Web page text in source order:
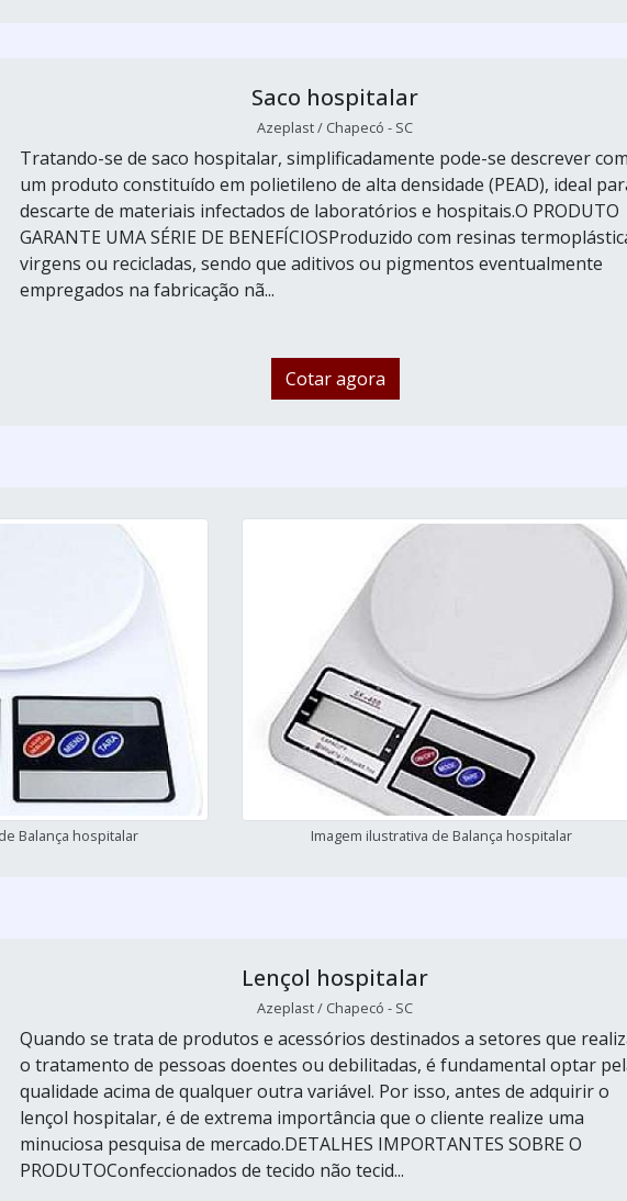
Saco hospitalar
Azeplast / Chapecó - SC
Tratando-se de saco hospitalar, simplificadamente pode-se descrever
um produto constituído em polietileno de alta densidade (PEAD), ideal
descarte de materiais infectados de laboratórios e hospitais.O PRODUTO
GARANTE UMA SÉRIE DE BENEFÍCIOSProduzido com resinas
virgens ou recicladas, sendo que aditivos ou pigmentos eventualmente
empregados na fabricação nã...
Cotar agora
Balança hospitalar Imagem ilustrativa de Balança hospitalar
Lençol hospitalar
Azeplast / Chapecó - SC
Quando se trata de produtos e acessórios destinados a setores que
o tratamento de pessoas doentes ou debilitadas, é fundamental optar
qualidade acima de qualquer outra variável. Por isso, antes de adquirir o
lençol hospitalar, é de extrema importância que o cliente realize uma
minuciosa pesquisa de mercado.DETALHES IMPORTANTES SOBRE O
PRODUTOConfeccionados de tecido não tecid...